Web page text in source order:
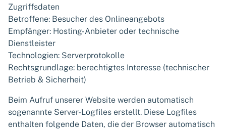
Zugriffsdaten
Betroffene: Besucher des Onlineangebots
Empfänger: Hosting-Anbieter oder technische
Dienstleister
Technologien: Serverprotokolle
Rechtsgrundlage: berechtigtes Interesse (technischer
Betrieb & Sicherheit)
Beim Aufruf unserer Website werden automatisch
sogenannte Server-Logfiles erstellt. Diese Logfiles
enthalten folgende Daten, die der Browser automatisch